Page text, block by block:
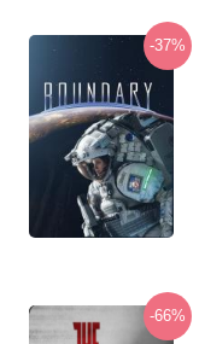
-37%
-66%